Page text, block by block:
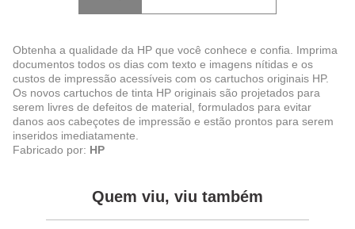
Obtenha a qualidade da HP que você conhece e confia. Imprima
documentos todos os dias com texto e imagens nítidas e os
custos de impressão acessíveis com os cartuchos originais HP.
Os novos cartuchos de tinta HP originais são projetados para
serem livres de defeitos de material, formulados para evitar
danos aos cabeçotes de impressão e estão prontos para serem
inseridos imediatamente.
Fabricado por: HP
Quem viu, viu também